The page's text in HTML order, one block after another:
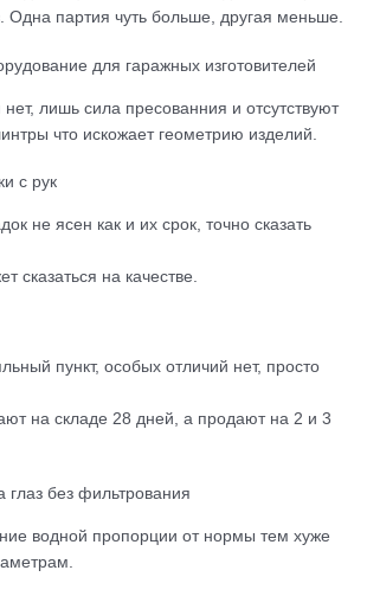
Одна партия чуть больше, другая меньше.
для гаражных изготовителей
лишь сила пресованния и отсутствуют
что искожает геометрию изделий.
с рук
не ясен как и их срок, точно сказать
сказаться на качестве.
пункт, особых отличий нет, просто
на складе 28 дней, а продают на 2 и 3
глаз без фильтрования
водной пропорции от нормы тем хуже